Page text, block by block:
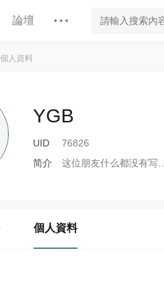
論壇
個人資料
YGB
UID
76826
简介
这位朋友什么都没有写
個人資料